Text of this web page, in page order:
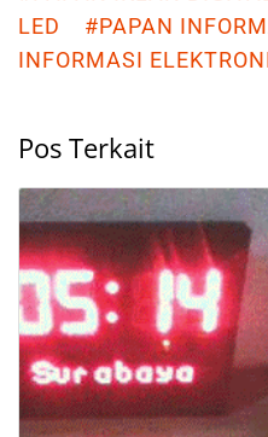
LED
#PAPAN
INFORMASI
Pos Terkait